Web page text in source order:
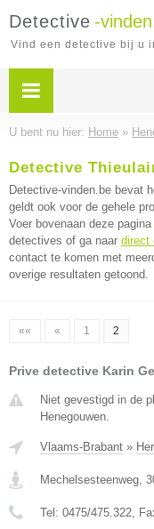
Detective -
Vind een detective bij u
U bent nu hier: Home »
Detective
Detective-vinden.be bevat
geldt ook voor de gehele
Voer bovenaan deze
detectives of ga naar direct
contact te komen met
overige resultaten getoond.
«« « 1 2
Prive detective Karin
Niet gevestigd in de
Henegouwen.
Vlaams-Brabant »
Mechelsesteenweg,
Tel: 0475/475.322,